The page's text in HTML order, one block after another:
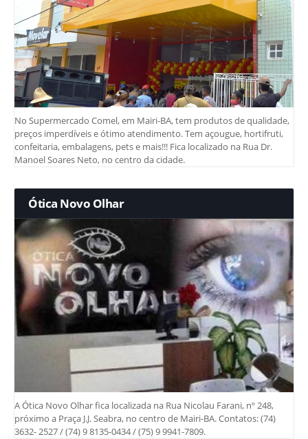
No Supermercado Comel, em Mairi-BA, tem produtos de qualidade,
preços imperdíveis e ótimo atendimento. Tem açougue, hortifruti,
confeitaria, embalagens, pets e mais!!! Fica localizado na Rua Dr.
Manoel Soares Neto, no centro da cidade.
Ótica Novo Olhar
A Ótica Novo Olhar fica localizada na Rua Nicolau Farani, nº 248,
próximo a Praça J.J. Seabra, no centro de Mairi-BA. Contatos: (74)
3632- 2527 / (74) 9 8135-0434 / (75) 9 9941-7809.